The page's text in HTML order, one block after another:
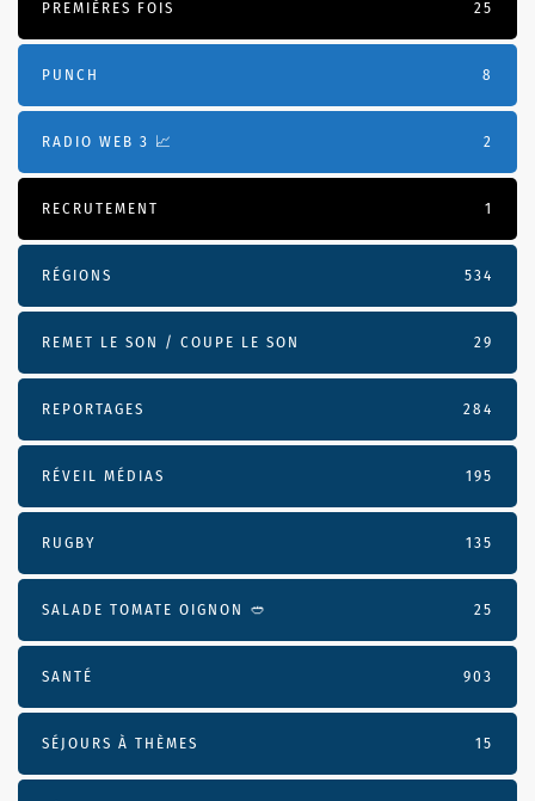
PREMIÈRES FOIS 25
PUNCH 8
RADIO WEB 3 📈 2
RECRUTEMENT 1
RÉGIONS 534
REMET LE SON / COUPE LE SON 29
REPORTAGES 284
RÉVEIL MÉDIAS 195
RUGBY 135
SALADE TOMATE OIGNON 🥙 25
SANTÉ 903
SÉJOURS À THÈMES 15